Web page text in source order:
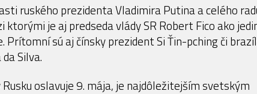
ruského prezidenta Vladimira Putina a celého
ktorými je aj predseda vlády SR Robert Fico ako
Prítomní sú aj čínsky prezident Si Ťin-pching či
Silva.
oslavuje 9. mája, je najdôležitejším svetským